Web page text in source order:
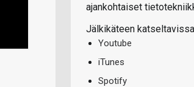
ajankohtaiset
Jälkikäteen
Youtube
iTunes
Spotify